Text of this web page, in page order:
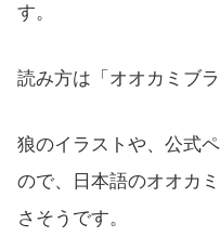
す。
読み方は「オオカミブ
狼のイラストや、公式
ので、日本語のオオカ
さそうです。